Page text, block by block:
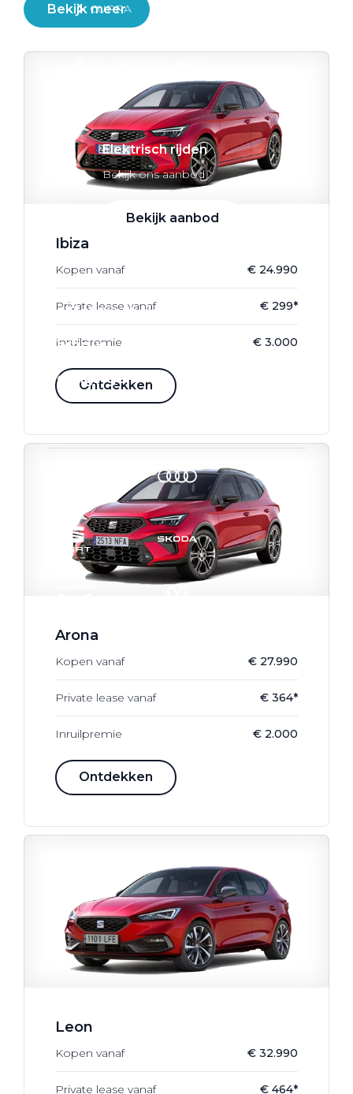
CUPRA
Elektrisch rijden
Bekijk ons aanbod
Bekijk aanbod
Elektrisch rijden
Verhuur
Vestigingen
Bekijk meer
Ibiza
Kopen vanaf € 24.990
Private lease vanaf € 299*
Inruilpremie € 3.000
Ontdekken
Arona
Kopen vanaf € 27.990
Private lease vanaf € 364*
Inruilpremie € 2.000
Ontdekken
Leon
Kopen vanaf € 32.990
Private lease vanaf € 464*